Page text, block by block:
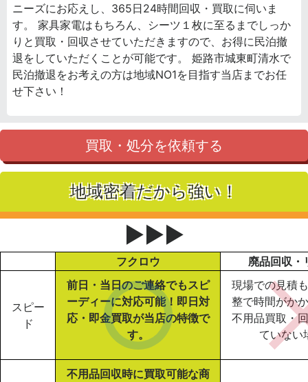
ニーズにお応えし、365日24時間回収・買取に伺いま
す。 家具家電はもちろん、シーツ１枚に至るまでしっか
りと買取・回収させていただきますので、お得に民泊撤
退をしていただくことが可能です。 姫路市城東町清水で
民泊撤退をお考えの方は地域NO1を目指す当店までお任
せ下さい！
買取・処分を依頼する
地域密着だから強い！
▶▶▶
フクロウ 廃品回収・
スピー
ド
前日・当日のご連絡でもスピ
ーディーに対応可能！即日対
応・即金買取が当店の特徴で
す。
現場での見積
整で時間がか
不用品買取・
ていない
不用品回収時に買取可能な商